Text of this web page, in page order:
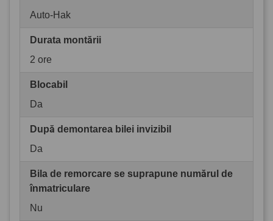
Auto-Hak
Durata montării
2 ore
Blocabil
Da
După demontarea bilei invizibil
Da
Bila de remorcare se suprapune numărul de
înmatriculare
Nu